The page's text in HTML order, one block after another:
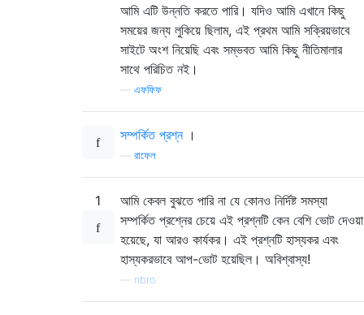
আমি এটি উন্নতি করতে পারি। যদিও আমি এখানে কিছু
সময়ের জন্য লুকিয়ে ছিলাম, এই প্রথম আমি সক্রিয়ভাবে
সাইটে অংশ নিয়েছি এবং সম্ভবত আমি কিছু নীতিমালার
সাথে পরিচিত নই।
এফফিফ
সম্পর্কিত প্রশ্ন।
রাফেল
1
আমি কেবল বুঝতে পারি না যে কোনও নির্দিষ্ট সমস্যা
সম্পর্কিত প্রশ্নের চেয়ে এই প্রশ্নটি কেন বেশি ভোট দেওয়া
হয়েছে, যা আরও কার্যকর। এই প্রশ্নটি হাস্যকর এবং
হাস্যকরভাবে আপ-ভোট হয়েছিল। অবিশ্বাস্য!
nbro